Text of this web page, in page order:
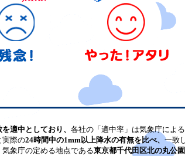
適中としており、 各社の「適中率」は気象庁によ
際の24時間中の1mm以上降水の有無を比べ、 一致
象庁の定める地点である東京都千代田区北の丸公園